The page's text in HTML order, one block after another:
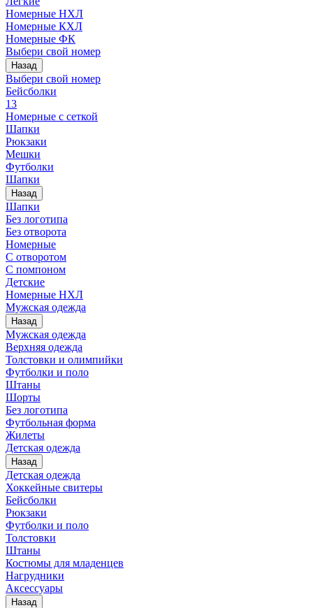
Номерные НХЛ
Номерные КХЛ
Номерные ФК
Выбери свой номер
Назад
Выбери свой номер
Бейсболки
13
Номерные с сеткой
Шапки
Рюкзаки
Мешки
Футболки
Шапки
Назад
Шапки
Без логотипа
Без отворота
Номерные
С отворотом
С помпоном
Детские
Номерные НХЛ
Мужская одежда
Назад
Мужская одежда
Верхняя одежда
Толстовки и олимпийки
Футболки и поло
Штаны
Шорты
Без логотипа
Футбольная форма
Жилеты
Детская одежда
Назад
Детская одежда
Хоккейные свитеры
Бейсболки
Рюкзаки
Футболки и поло
Толстовки
Штаны
Костюмы для младенцев
Нагрудники
Аксессуары
Назад